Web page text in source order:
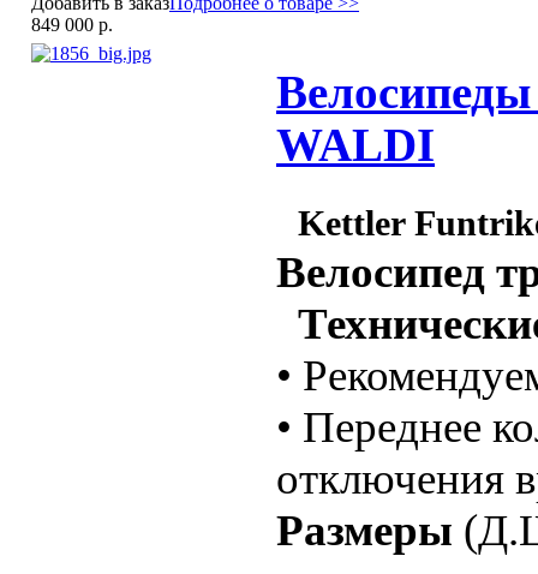
849 000 р.
WALDI
Kettler
Велосипед
•
• Переднее
отключения
Размеры